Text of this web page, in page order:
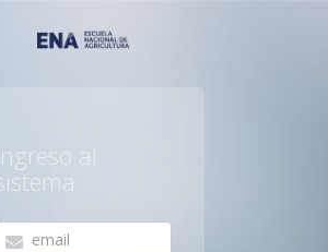
al